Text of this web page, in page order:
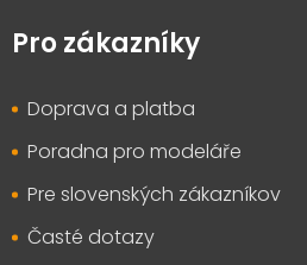
pPro zákazníky
Doprava a platba
Poradna pro modeláře
Pre slovenských zákazníkov
Časté dotazy